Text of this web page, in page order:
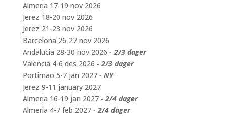
Almeria 17-19 nov 2026
Jerez 18-20 nov 2026
Jerez 21-23 nov 2026
Barcelona 26-27 nov 2026
Andalucia 28-30 nov 2026 - 2/3 dager
Valencia 4-6 des 2026 - 2/3 dager
Portimao 5-7 jan 2027 - NY
Jerez 9-11 january 2027
Almeria 16-19 jan 2027 - 2/4 dager
Almeria 4-7 feb 2027 - 2/4 dager